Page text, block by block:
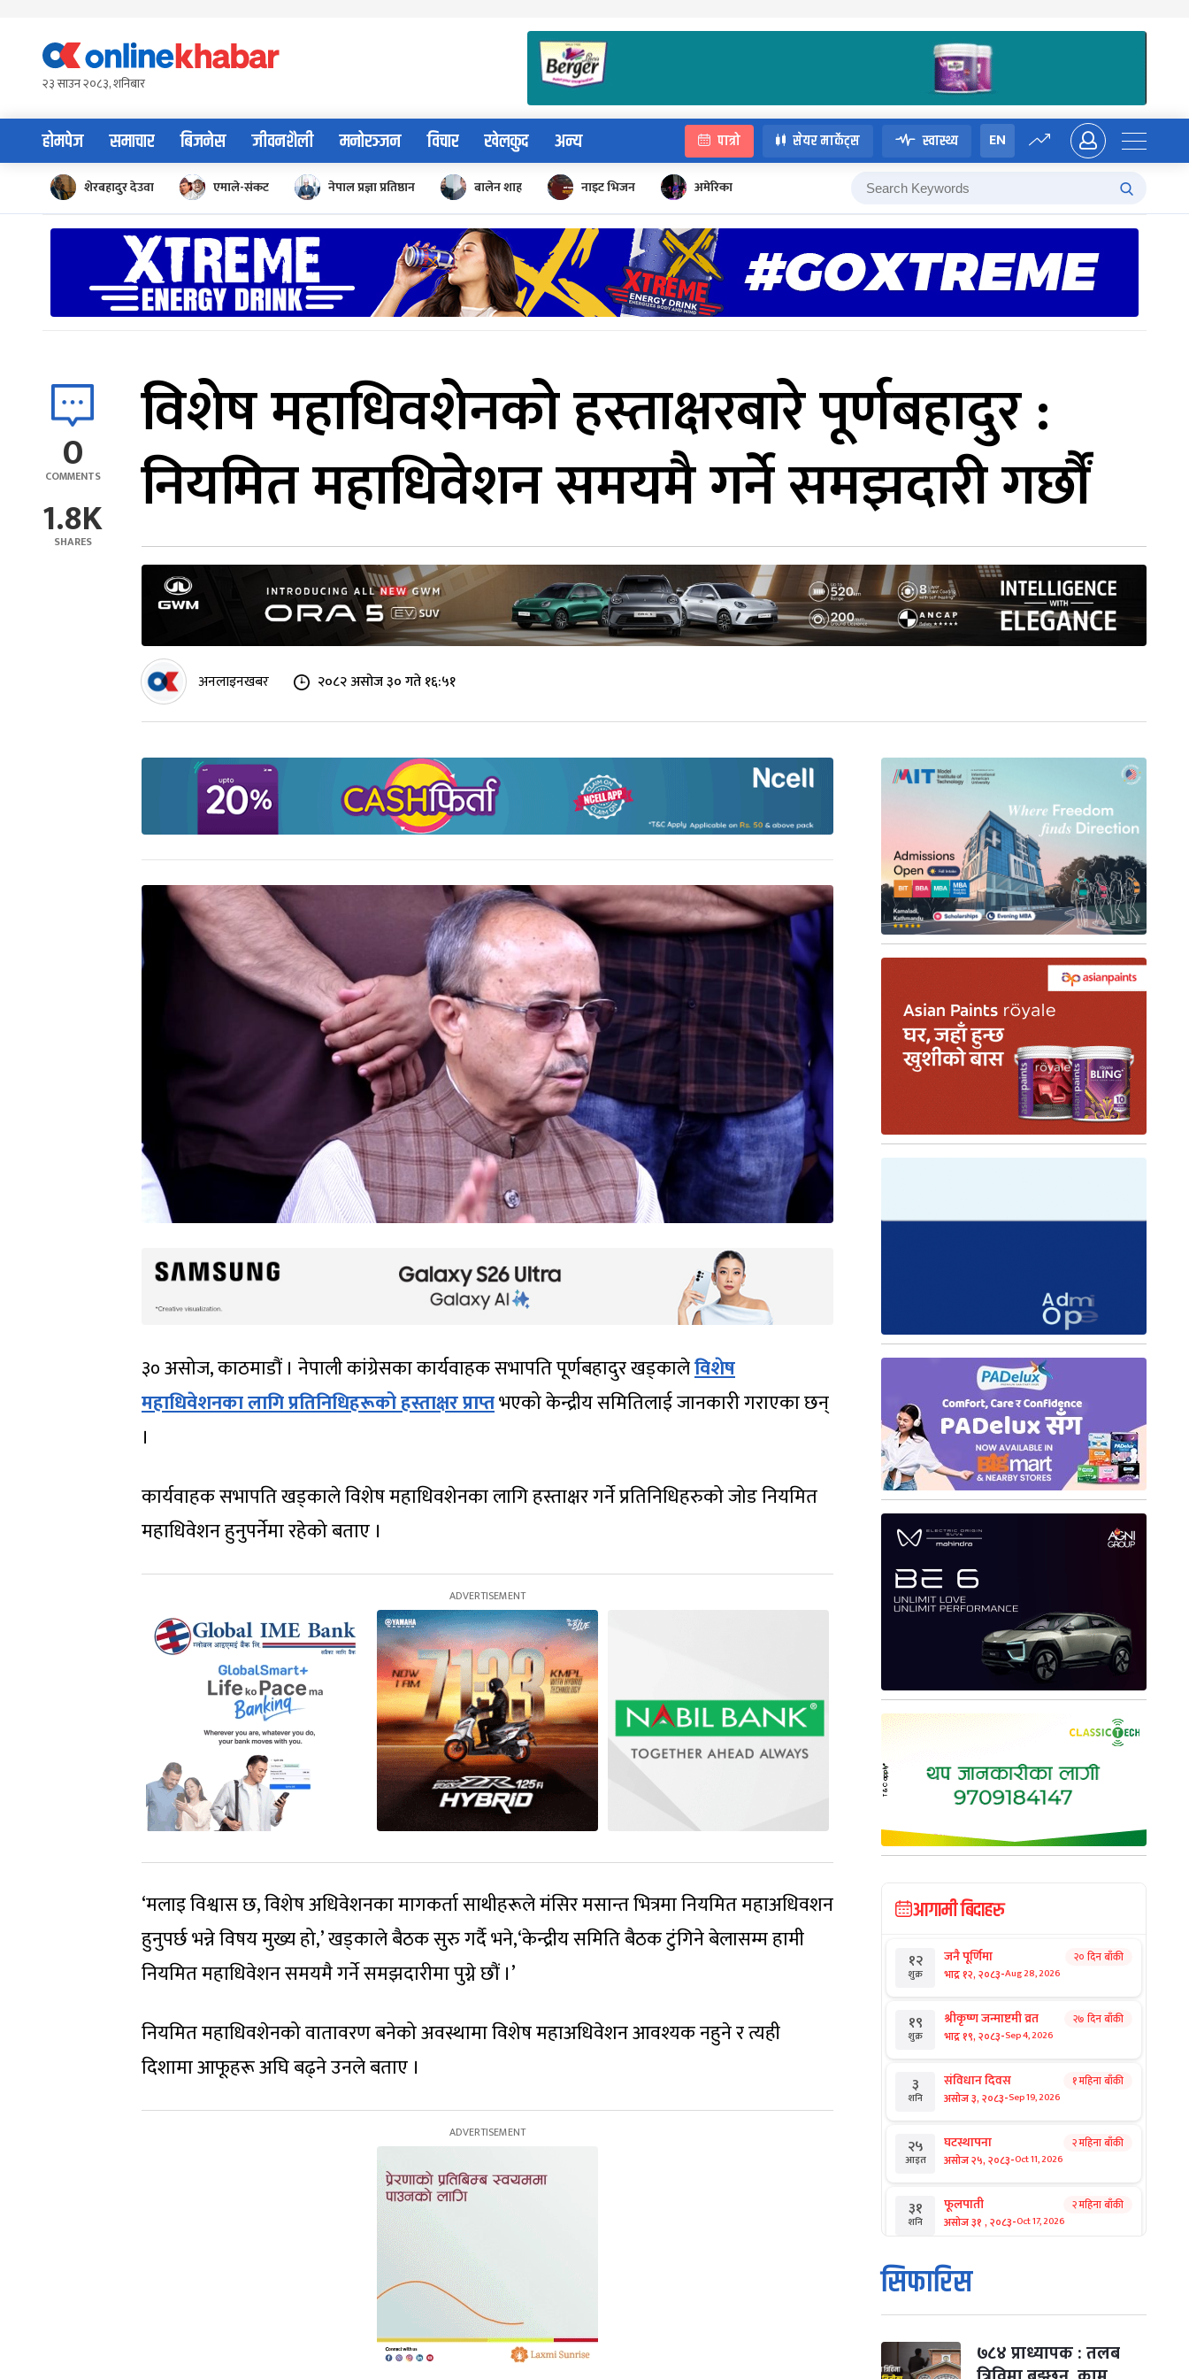
content२३ साउन २०८३, शनिबार
होमपेज समाचार बिजनेस जीवनशैली मनोरञ्जन विचार खेलकुद अन्य पात्रो सेयर मार्केट्स स्वास्थ्य EN
शेरबहादुर देउवा एमाले-संकट नेपाल प्रज्ञा प्रतिष्ठान बालेन शाह नाइट भिजन अमेरिका
0
COMMENTS
1.8K
SHARES
विशेष महाधिवशेनको हस्ताक्षरबारे पूर्णबहादुर :
नियमित महाधिवेशन समयमै गर्ने समझदारी गर्छौं
अनलाइनखबर २०८२ असोज ३० गते १६:५१
३० असोज, काठमाडौं । नेपाली कांग्रेसका कार्यवाहक सभापति पूर्णबहादुर खड्कालेविशेष
महाधिवेशनका लागि प्रतिनिधिहरूको हस्ताक्षर प्राप्तभएको केन्द्रीय समितिलाई जानकारी गराएका छन्
।
कार्यवाहक सभापति खड्काले विशेष महाधिवशेनका लागि हस्ताक्षर गर्ने प्रतिनिधिहरुको जोड नियमित
महाधिवेशन हुनुपर्नेमा रहेको बताए ।
‘मलाइ विश्वास छ, विशेष अधिवेशनका मागकर्ता साथीहरूले मंसिर मसान्त भित्रमा नियमित महाअधिवशन
हुनुपर्छ भन्ने विषय मुख्य हो,’ खड्काले बैठक सुरु गर्दै भने,‘केन्द्रीय समिति बैठक टुंगिने बेलासम्म हामी
नियमित महाधिवेशन समयमै गर्ने समझदारीमा पुग्ने छौं ।’
नियमित महाधिवशेनको वातावरण बनेको अवस्थामा विशेष महाअधिवेशन आवश्यक नहुने र त्यही
दिशामा आफूहरू अघि बढ्ने उनले बताए ।
आगामी बिदाहरु
१२
शुक्र
जनै पूर्णिमा
भाद्र १२, २०८३-Aug 28, 2026
२० दिन बाँकी
१९
शुक्र
श्रीकृष्ण जन्माष्टमी व्रत
भाद्र १९, २०८३-Sep 4, 2026
२७ दिन बाँकी
३
शनि
संविधान दिवस
असोज ३, २०८३-Sep 19, 2026
१ महिना बाँकी
२५
आइत
घटस्थापना
असोज २५, २०८३-Oct 11, 2026
२ महिना बाँकी
३१
शनि
फूलपाती
असोज ३१ , २०८३-Oct 17, 2026
२ महिना बाँकी
१
आइत
कार्तिक सङ्क्रान्ति
कार्तिक १, २०८३
मंगल कार्तिक ३, २०८३ -Oct 20, 2026
सिफारिस
७८४ प्राध्यापक : तलब